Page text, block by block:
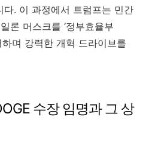
다. 이 과정에서 트럼프는 민간
론 머스크를 ‘정부효율부
며 강력한 개혁 드라이브를
수장 임명과 그 상